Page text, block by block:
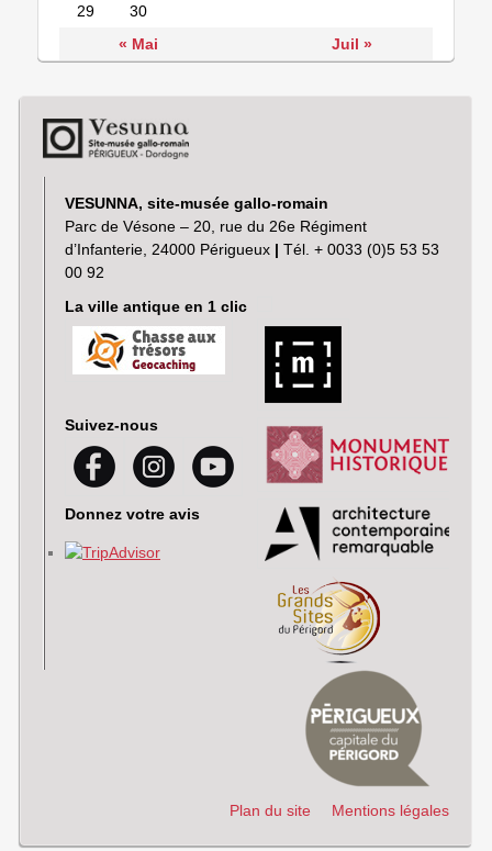
29
30
« Mai
Juil »
VESUNNA, site-musée gallo-romain
Parc de Vésone – 20, rue du 26e Régiment
d’Infanterie, 24000 Périgueux | Tél. + 0033 (0)5 53 53
00 92
La ville antique en 1 clic
Suivez-nous
Donnez votre avis
Plan du site Mentions légales